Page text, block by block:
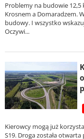
Problemy na budowie
Krosnem a Domaradzem.
budowy. I wszystko
Oczywi...
Kierowcy mogą już
S19. Droga została